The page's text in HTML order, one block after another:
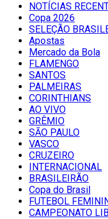
NOTÍCIAS
Copa 2026
SELEÇÃO
Apostas
Mercado da Bola
FLAMENGO
SANTOS
PALMEIRAS
CORINTHIANS
AO VIVO
GRÊMIO
SĀO PAULO
VASCO
CRUZEIRO
INTERNACIONAL
BRASILEIRÃO
Copa do Brasil
FUTEBOL
CAMPEONATO